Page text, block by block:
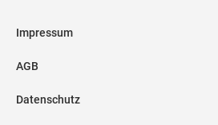
Impressum
AGB
Datenschutz